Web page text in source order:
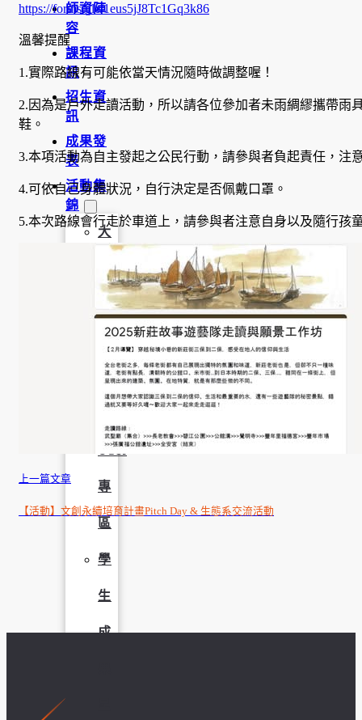
師資陣
容
課程資
訊
招生資
訊
成果發
表
活動集
錦
大
學
社
會
責
USR
專
區
學
生
成
https://forms.gle/1eus5jJ8Tc1Gq3k86
溫馨提醒
1.實際路線有可能依當天情況隨時做調整喔！
2.因為是戶外走讀活動，所以請各位參加者未雨綢繆攜帶雨
鞋。
3.本項活動為自主發起之公民行動，請參與者負起責任，注
4.可依自己身體狀況，自行決定是否佩戴口罩。
5.本次路線會行走於車道上，請參與者注意自身以及隨行孩
上一篇文章
【活動】文創永續培育計畫Pitch Day & 生態系交流活動